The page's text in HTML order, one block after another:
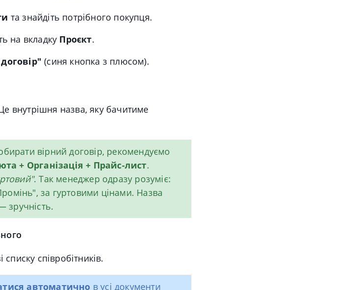
та знайдіть потрібного покупця.
на вкладку Проєкт.
(синя кнопка з плюсом).
внутрішня назва, яку бачитиме
вірний договір, рекомендуємо
+ Організація + Прайс-лист.
. Так менеджер одразу розуміє:
за гуртовими цінами. Назва
зручність.
списку співробітників.
автоматично в усі документи